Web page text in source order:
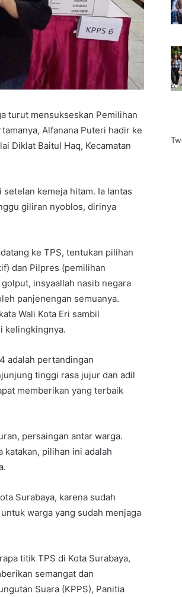
turut mensukseskan Pemilihan
Alfanana Puteri hadir ke
Diklat Baitul Haq, Kecamatan
setelan kemeja hitam. Ia lantas
giliran nyoblos, dirinya
ke TPS, tentukan pilihan
dan Pilpres (pemilihan
insyaallah nasib negara
panjenengan semuanya.
Wali Kota Eri sambil
kelingkingnya.
adalah pertandingan
tinggi rasa jujur dan adil
memberikan yang terbaik
persaingan antar warga.
katakan, pilihan ini adalah
Surabaya, karena sudah
warga yang sudah menjaga
titik TPS di Kota Surabaya,
semangat dan
Suara (KPPS), Panitia